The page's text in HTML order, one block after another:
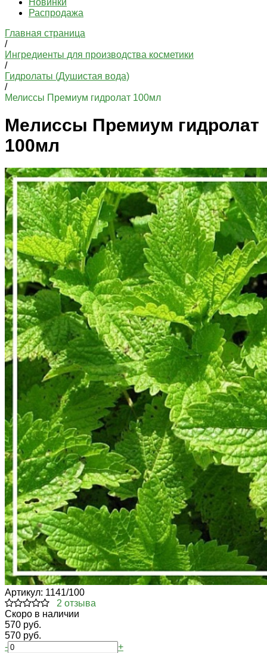
Новинки
Распродажа
Главная страница
/
Ингредиенты для производства косметики
/
Гидролаты (Душистая вода)
/
Мелиссы Премиум гидролат 100мл
Мелиссы Премиум гидролат
100мл
Артикул: 1141/100
2 отзыва
Cкоро в наличии
570 руб.
570 руб.
-
+